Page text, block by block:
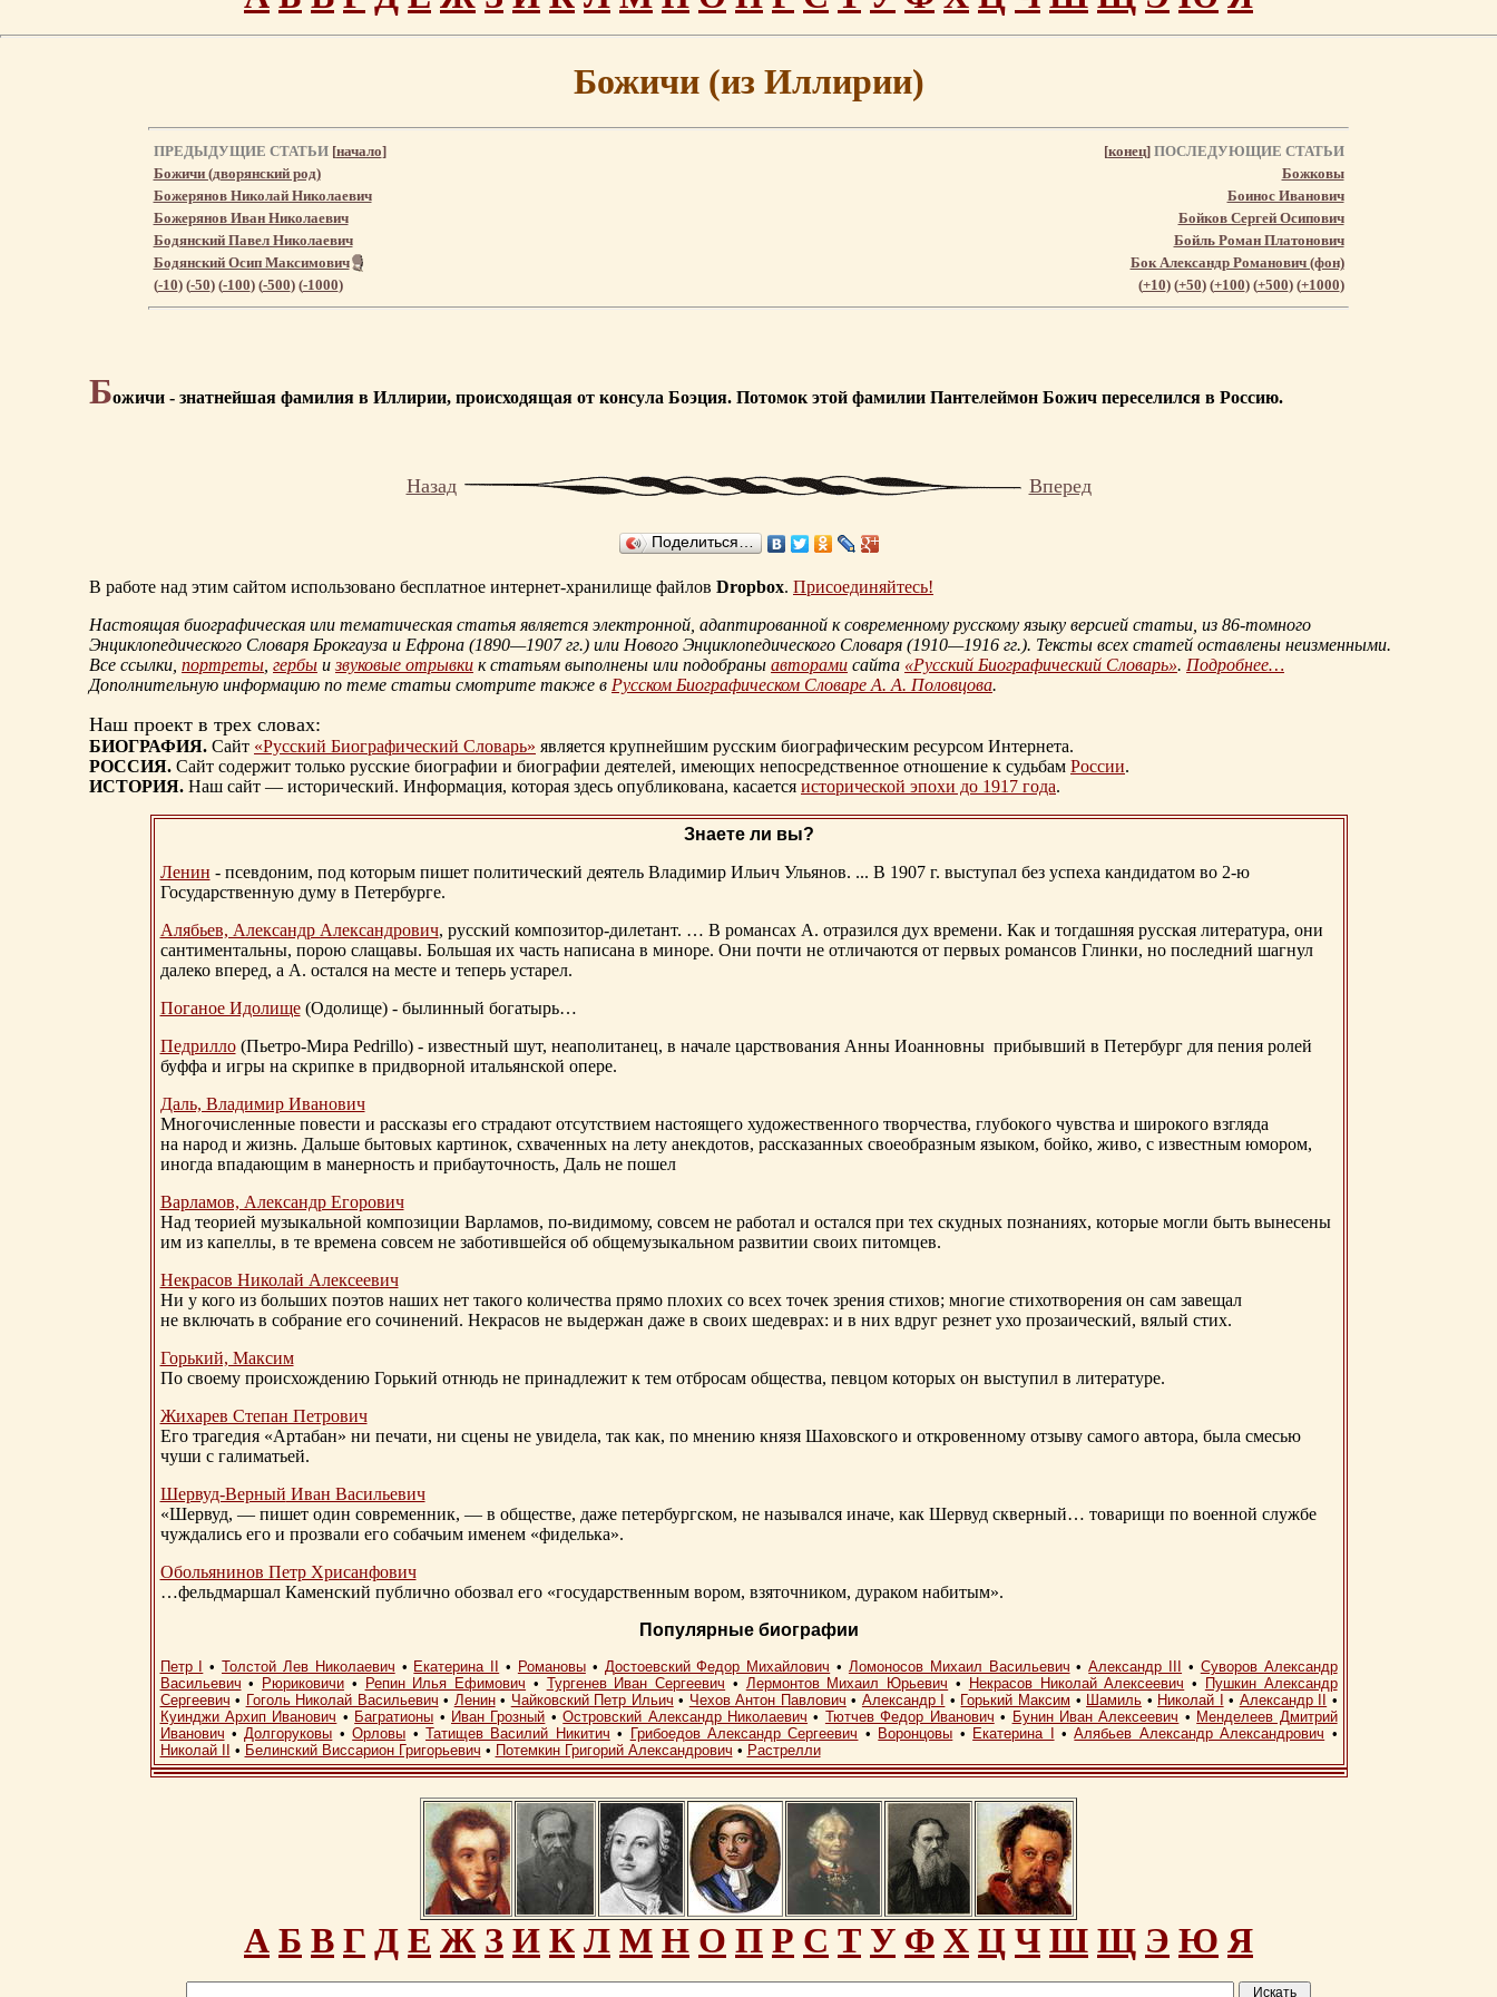
Божичи (из Иллирии)
ПРЕДЫДУЩИЕ СТАТЬИ [начало] [конец]ПОСЛЕДУЮЩИЕ СТАТЬИ
Божичи (дворянский род)
Божковы
Божерянов Николай Николаевич
Боинос Иванович
Божерянов Иван Николаевич
Бойков Сергей Осипович
Бодянский Павел Николаевич
Бойль Роман Платонович
Бодянский Осип Максимович
Бок Александр Романович (фон)
(-10) (-50) (-100) (-500) (-1000) (+10) (+50) (+100) (+500) (+1000)
Божичи - знатнейшая фамилия в Иллирии, происходящая от консула Боэция. Потомок этой фамилии Пантелеймон Божич переселился в Россию.
Назад Вперед
Поделиться…
В работе над этим сайтом использовано бесплатное интернет-хранилище файлов Dropbox. Присоединяйтесь!
Настоящая биографическая или тематическая статья является электронной, адаптированной к современному русскому языку версией статьи, из 86-томного
Энциклопедического Словаря Брокгауза и Ефрона (1890—1907 гг.) или Нового Энциклопедического Словаря (1910—1916 гг.). Тексты всех статей оставлены неизменными.
Все ссылки, портреты, гербы и звуковые отрывки к статьям выполнены или подобраны авторами сайта «Русский Биографический Словарь». Подробнее…
Дополнительную информацию по теме статьи смотрите также в Русском Биографическом Словаре А. А. Половцова.
Наш проект в трех словах:
БИОГРАФИЯ. Сайт «Русский Биографический Словарь» является крупнейшим русским биографическим ресурсом Интернета.
РОССИЯ. Сайт содержит только русские биографии и биографии деятелей, имеющих непосредственное отношение к судьбам России.
ИСТОРИЯ. Наш сайт — исторический. Информация, которая здесь опубликована, касается исторической эпохи до 1917 года.
Знаете ли вы?
Ленин - псевдоним, под которым пишет политический деятель Владимир Ильич Ульянов. ... В 1907 г. выступал без успеха кандидатом во 2-ю
Государственную думу в Петербурге.
Алябьев, Александр Александрович, русский композитор-дилетант. … В романсах А. отразился дух времени. Как и тогдашняя русская литература, они
сантиментальны, порою слащавы. Большая их часть написана в миноре. Они почти не отличаются от первых романсов Глинки, но последний шагнул
далеко вперед, а А. остался на месте и теперь устарел.
Поганое Идолище(Одолище) - былинный богатырь…
Педрилло(Пьетро-Мира Pedrillo) - известный шут, неаполитанец, в начале царствования Анны Иоанновны прибывший в Петербург для пения ролей
буффа и игры на скрипке в придворной итальянской опере.
Даль, Владимир Иванович
Многочисленные повести и рассказы его страдают отсутствием настоящего художественного творчества, глубокого чувства и широкого взгляда
на народ и жизнь. Дальше бытовых картинок, схваченных на лету анекдотов, рассказанных своеобразным языком, бойко, живо, с известным юмором,
иногда впадающим в манерность и прибауточность, Даль не пошел
Варламов, Александр Егорович
Над теорией музыкальной композиции Варламов, по-видимому, совсем не работал и остался при тех скудных познаниях, которые могли быть вынесены
им из капеллы, в те времена совсем не заботившейся об общемузыкальном развитии своих питомцев.
Некрасов Николай Алексеевич
Ни у кого из больших поэтов наших нет такого количества прямо плохих со всех точек зрения стихов; многие стихотворения он сам завещал
не включать в собрание его сочинений. Некрасов не выдержан даже в своих шедеврах: и в них вдруг резнет ухо прозаический, вялый стих.
Горький, Максим
По своему происхождению Горький отнюдь не принадлежит к тем отбросам общества, певцом которых он выступил в литературе.
Жихарев Степан Петрович
Его трагедия «Артабан» ни печати, ни сцены не увидела, так как, по мнению князя Шаховского и откровенному отзыву самого автора, была смесью
чуши с галиматьей.
Шервуд-Верный Иван Васильевич
«Шервуд, — пишет один современник, — в обществе, даже петербургском, не назывался иначе, как Шервуд скверный… товарищи по военной службе
чуждались его и прозвали его собачьим именем «фиделька».
Обольянинов Петр Хрисанфович
…фельдмаршал Каменский публично обозвал его «государственным вором, взяточником, дураком набитым».
Популярные биографии
Петр I •Толстой Лев Николаевич • Екатерина II • Романовы• Достоевский Федор Михайлович • Ломоносов Михаил Васильевич •Александр III • Суворов Александр
Васильевич • Рюриковичи • Репин Илья Ефимович • Тургенев Иван Сергеевич • Лермонтов Михаил Юрьевич • Некрасов Николай Алексеевич •
Пушкин Александр
Сергеевич • Гоголь Николай Васильевич • Ленин• Чайковский Петр Ильич • Чехов Антон Павлович • Александр I • Горький Максим • Шамиль • Николай I • Александр II
•
Куинджи Архип Иванович • Багратионы • Иван Грозный •Островский Александр Николаевич • Тютчев Федор Иванович • Бунин Иван Алексеевич • Менделеев Дмитрий
Иванович •Долгоруковы •Орловы • Татищев Василий Никитич • Грибоедов Александр Сергеевич • Воронцовы • Екатерина I •Алябьев Александр Александрович •
Николай II
• Белинский Виссарион Григорьевич • Потемкин Григорий Александрович • Растрелли
А Б В Г Д Е Ж З И К Л М Н О П Р С Т У Ф Х Ц Ч Ш Щ Э Ю Я